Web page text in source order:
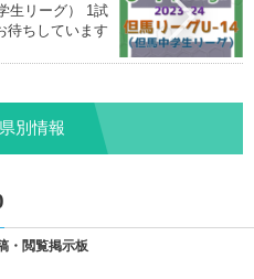
生リーグ） 1試
待ちしています
別情報
・閲覧掲示板